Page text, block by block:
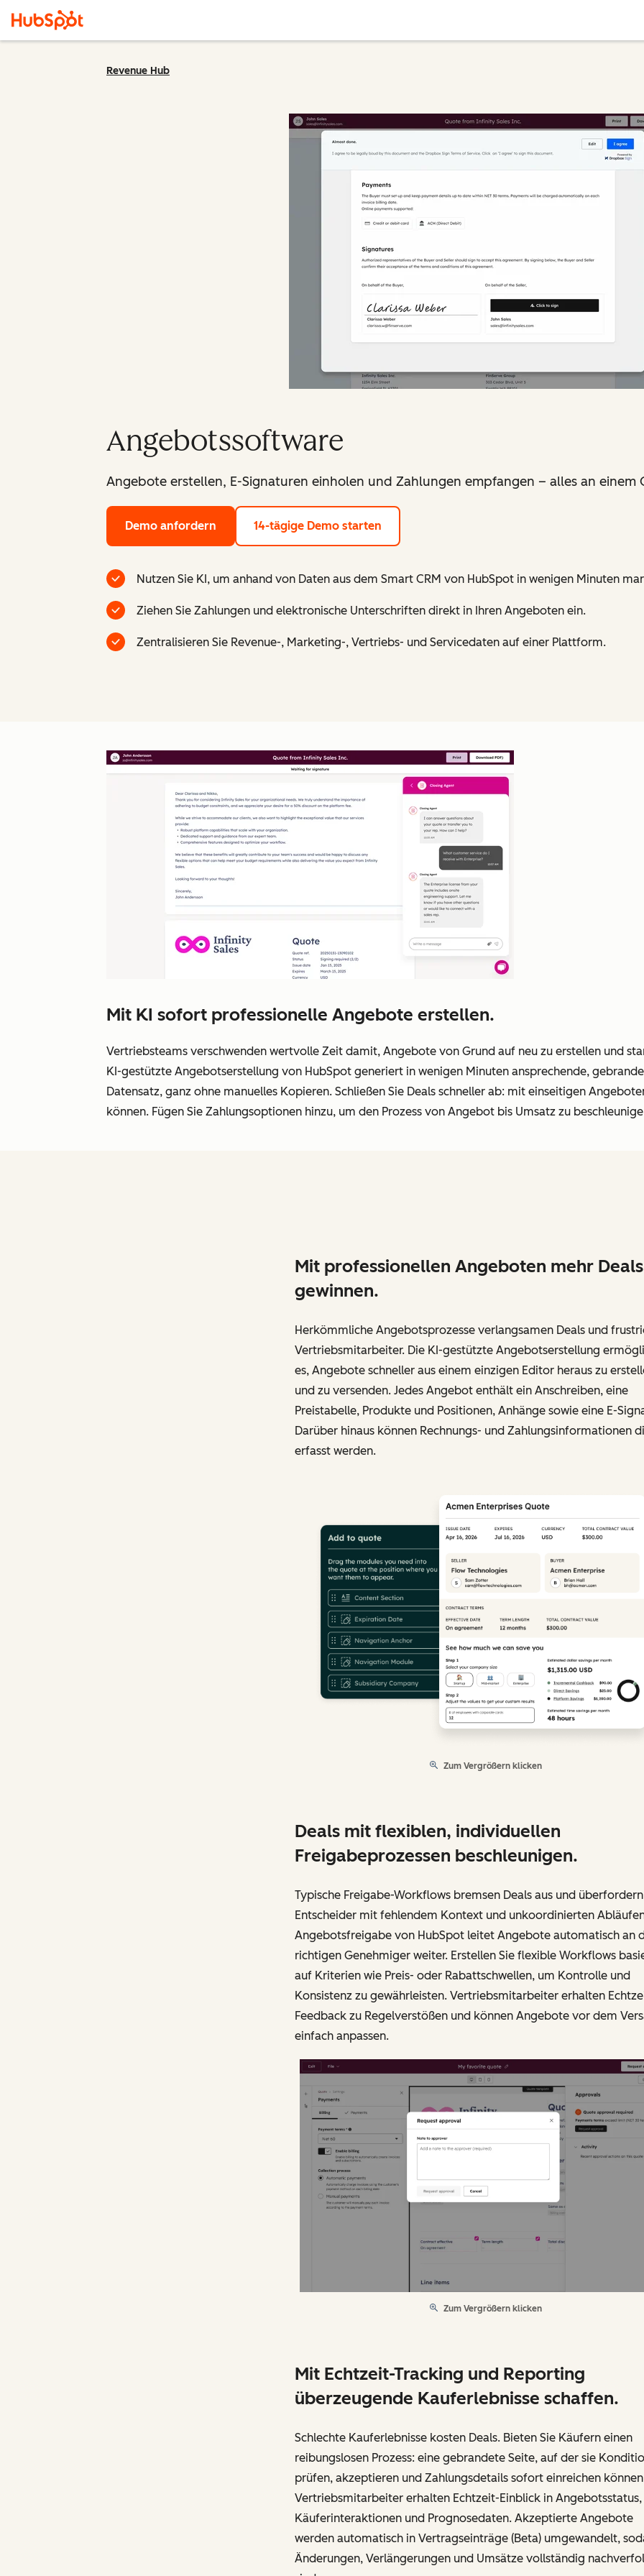
Revenue Hub
Angebotssoftware
Angebote erstellen, E-Signaturen einholen und Zahlungen empfangen – alles an einem
Demo anfordern 14-tägige Demo starten
Nutzen Sie KI, um anhand von Daten aus dem Smart CRM von HubSpot in wenigen Minuten
Ziehen Sie Zahlungen und elektronische Unterschriften direkt in Ihren Angeboten ein.
Zentralisieren Sie Revenue-, Marketing-, Vertriebs- und Servicedaten auf einer Plattform.
Mit KI sofort professionelle Angebote erstellen.
Vertriebsteams verschwenden wertvolle Zeit damit, Angebote von Grund auf neu zu erstellen und
KI-gestützte Angebotserstellung von HubSpot generiert in wenigen Minuten ansprechende,
Datensatz, ganz ohne manuelles Kopieren. Schließen Sie Deals schneller ab: mit einseitigen
können. Fügen Sie Zahlungsoptionen hinzu, um den Prozess von Angebot bis Umsatz zu
Mit professionellen Angeboten mehr Deals
gewinnen.
Herkömmliche Angebotsprozesse verlangsamen Deals und
Vertriebsmitarbeiter. Die KI-gestützte Angebotserstellung
es, Angebote schneller aus einem einzigen Editor heraus zu
und zu versenden. Jedes Angebot enthält ein Anschreiben, eine
Preistabelle, Produkte und Positionen, Anhänge sowie eine E-
Darüber hinaus können Rechnungs- und Zahlungsinformationen
erfasst werden.
Zum Vergrößern klicken
Deals mit flexiblen, individuellen
Freigabeprozessen beschleunigen.
Typische Freigabe-Workflows bremsen Deals aus und überfordern
Entscheider mit fehlendem Kontext und unkoordinierten
Angebotsfreigabe von HubSpot leitet Angebote automatisch an
richtigen Genehmiger weiter. Erstellen Sie flexible Workflows
auf Kriterien wie Preis- oder Rabattschwellen, um Kontrolle und
Konsistenz zu gewährleisten. Vertriebsmitarbeiter erhalten
Feedback zu Regelverstößen und können Angebote vor dem
einfach anpassen.
Zum Vergrößern klicken
Mit Echtzeit-Tracking und Reporting
überzeugende Kauferlebnisse schaffen.
Schlechte Kauferlebnisse kosten Deals. Bieten Sie Käufern einen
reibungslosen Prozess: eine gebrandete Seite, auf der sie
prüfen, akzeptieren und Zahlungsdetails sofort einreichen
Vertriebsmitarbeiter erhalten Echtzeit-Einblick in Angebotsstatus,
Käuferinteraktionen und Prognosedaten. Akzeptierte Angebote
werden automatisch in Vertragseinträge (Beta) umgewandelt,
Änderungen, Verlängerungen und Umsätze vollständig